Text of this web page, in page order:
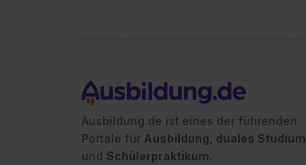
Ausbildung.de ist eines der führenden
Portale für Ausbildung, duales Studium
und Schülerpraktikum.